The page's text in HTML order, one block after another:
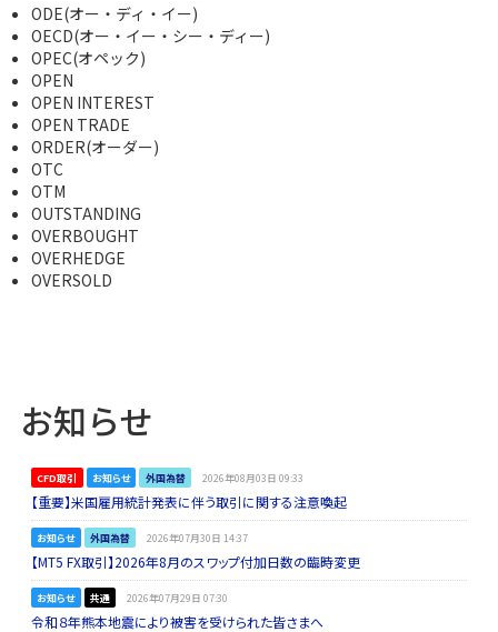
ODE(オー・ディ・イー)
OECD(オー・イー・シー・ディー)
OPEC(オペック)
OPEN
OPEN INTEREST
OPEN TRADE
ORDER(オーダー)
OTC
OTM
OUTSTANDING
OVERBOUGHT
OVERHEDGE
OVERSOLD
お知らせ
CFD取引 お知らせ 外国為替 2026年08月03日 09:33
【重要】米国雇用統計発表に伴う取引に関する注意喚起
お知らせ 外国為替 2026年07月30日 14:37
【MT5 FX取引】2026年8月のスワップ付加日数の臨時変更
お知らせ 共通 2026年07月29日 07:30
令和８年熊本地震により被害を受けられた皆さまへ